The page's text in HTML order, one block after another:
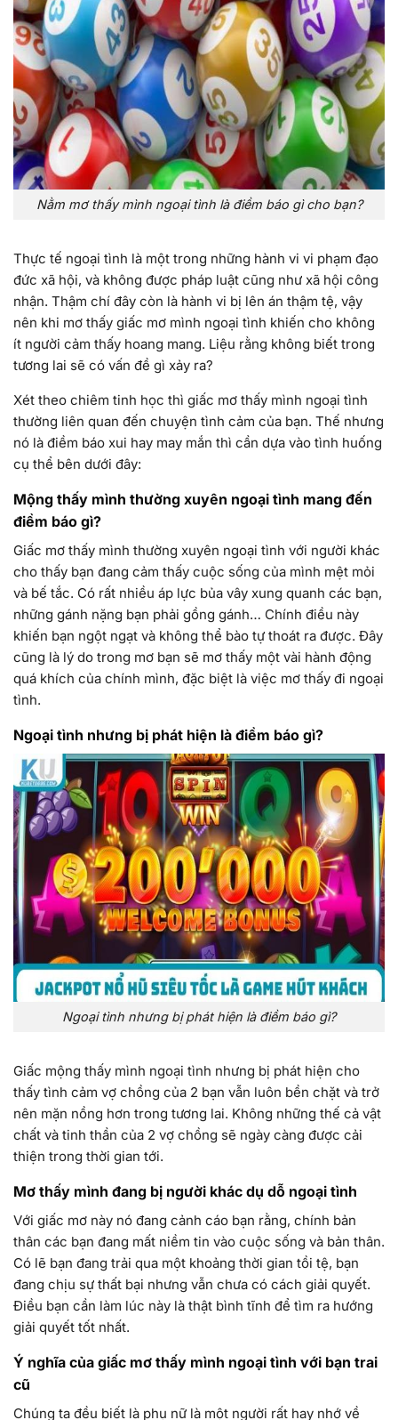
Nằm mơ thấy mình ngoại tình là điềm báo gì cho bạn?
Thực tế ngoại tình là một trong những hành vi vi phạm đạo
đức xã hội, và không được pháp luật cũng như xã hội công
nhận. Thậm chí đây còn là hành vi bị lên án thậm tệ, vậy
nên khi mơ thấy giấc mơ mình ngoại tình khiến cho không
ít người cảm thấy hoang mang. Liệu rằng không biết trong
tương lai sẽ có vấn đề gì xảy ra?
Xét theo chiêm tinh học thì giấc mơ thấy mình ngoại tình
thường liên quan đến chuyện tình cảm của bạn. Thế nhưng
nó là điềm báo xui hay may mắn thì cần dựa vào tình huống
cụ thể bên dưới đây:
Mộng thấy mình thường xuyên ngoại tình mang đến
điềm báo gì?
Giấc mơ thấy mình thường xuyên ngoại tình với người khác
cho thấy bạn đang cảm thấy cuộc sống của mình mệt mỏi
và bế tắc. Có rất nhiều áp lực bủa vây xung quanh các bạn,
những gánh nặng bạn phải gồng gánh… Chính điều này
khiến bạn ngột ngạt và không thể bào tự thoát ra được. Đây
cũng là lý do trong mơ bạn sẽ mơ thấy một vài hành động
quá khích của chính mình, đặc biệt là việc mơ thấy đi ngoại
tình.
Ngoại tình nhưng bị phát hiện là điềm báo gì?
Ngoại tình nhưng bị phát hiện là điềm báo gì?
Giấc mộng thấy mình ngoại tình nhưng bị phát hiện cho
thấy tình cảm vợ chồng của 2 bạn vẫn luôn bền chặt và trở
nên mặn nồng hơn trong tương lai. Không những thế cả vật
chất và tinh thần của 2 vợ chồng sẽ ngày càng được cải
thiện trong thời gian tới.
Mơ thấy mình đang bị người khác dụ dỗ ngoại tình
Với giấc mơ này nó đang cảnh cáo bạn rằng, chính bản
thân các bạn đang mất niềm tin vào cuộc sống và bản thân.
Có lẽ bạn đang trải qua một khoảng thời gian tồi tệ, bạn
đang chịu sự thất bại nhưng vẫn chưa có cách giải quyết.
Điều bạn cần làm lúc này là thật bình tĩnh để tìm ra hướng
giải quyết tốt nhất.
Ý nghĩa của giấc mơ thấy mình ngoại tình với bạn trai
cũ
Chúng ta đều biết là phụ nữ là một người rất hay nhớ về